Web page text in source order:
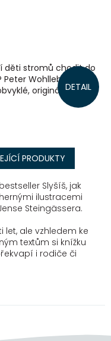
DETAIL
děti stromů chodit do
Wohlleben
originální a
PRODUKTY
Slyšíš, jak
ilustracemi
Steingässera.
let, ale vzhledem ke
textům si knížku
i rodiče či